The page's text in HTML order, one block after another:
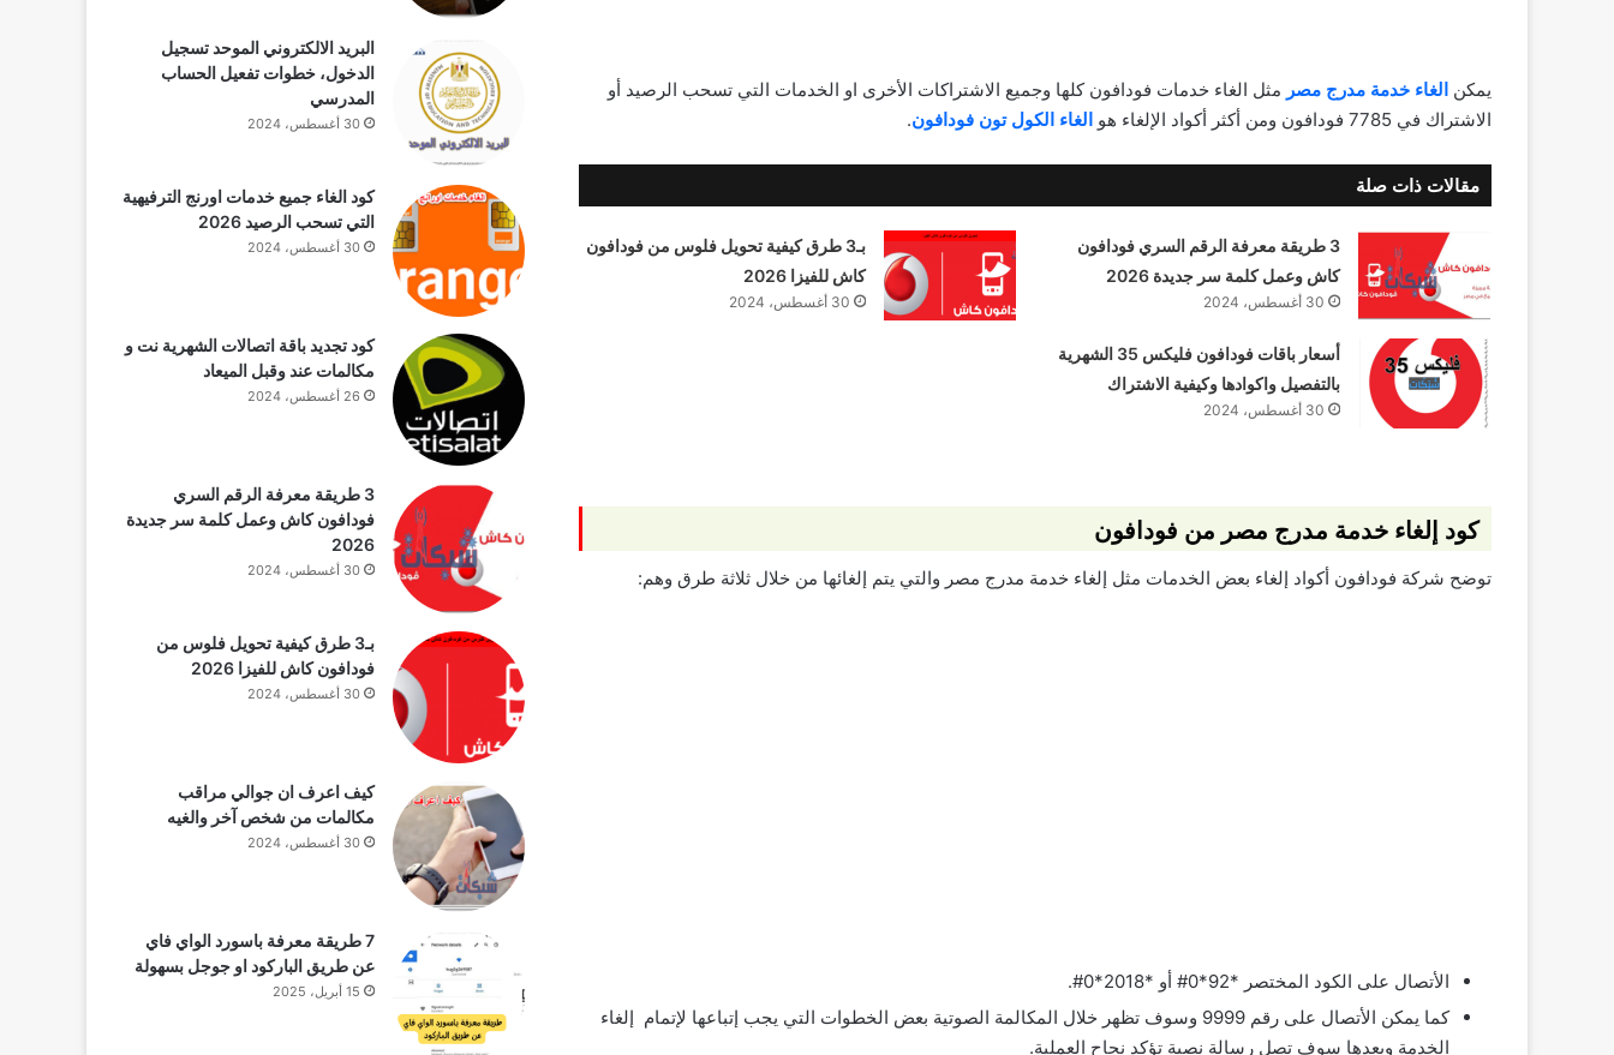
يمكن الغاء خدمة مدرج مصر مثل الغاء خدمات فودافون كلها وجميع الاشتراكات الأخرى او الخدمات التي تسحب الرصيد أو
الاشتراك في 7785 فودافون ومن أكثر أكواد الإلغاء هو
الغاء الكول تون فودافون.
مقالات ذات صلة
3 طريقة معرفة الرقم السري فودافون
كاش وعمل كلمة سر جديدة 2026
30 أغسطس، 2024
بـ3 طرق كيفية تحويل فلوس من فودافون
كاش للفيزا 2026
30 أغسطس، 2024
أسعار باقات فودافون فلیکس 35 الشهرية
بالتفصيل واكوادها وكيفية الاشتراك
30 أغسطس، 2024
كود إلغاء خدمة مدرج مصر من فودافون
توضح شركة فودافون أكواد إلغاء بعض الخدمات مثل إلغاء خدمة مدرج مصر والتي يتم إلغائها من خلال ثلاثة طرق وهم:
الأتصال على الكود المختصر *92*0# أو *2018*0#.
كما يمكن الأتصال على رقم 9999 وسوف تظهر خلال المكالمة الصوتية بعض الخطوات التي يجب إتباعها لإتمام إلغاء
الخدمة وبعدها سوف تصل رسالة نصية تؤكد نجاح العملية.
البريد الالكتروني الموحد تسجيل
الدخول، خطوات تفعيل الحساب
المدرسي
30 أغسطس، 2024
كود الغاء جميع خدمات اورنج الترفيهية
التي تسحب الرصيد 2026
30 أغسطس، 2024
كود تجديد باقة اتصالات الشهرية نت و
مكالمات عند وقبل الميعاد
26 أغسطس، 2024
3 طريقة معرفة الرقم السري
فودافون كاش وعمل كلمة سر جديدة
2026
30 أغسطس، 2024
بـ3 طرق كيفية تحويل فلوس من
فودافون كاش للفيزا 2026
30 أغسطس، 2024
كيف اعرف ان جوالي مراقب
مكالمات من شخص آخر والغيه
30 أغسطس، 2024
7 طريقة معرفة باسورد الواي فاي
عن طريق الباركود او جوجل بسهولة
15 أبريل، 2025